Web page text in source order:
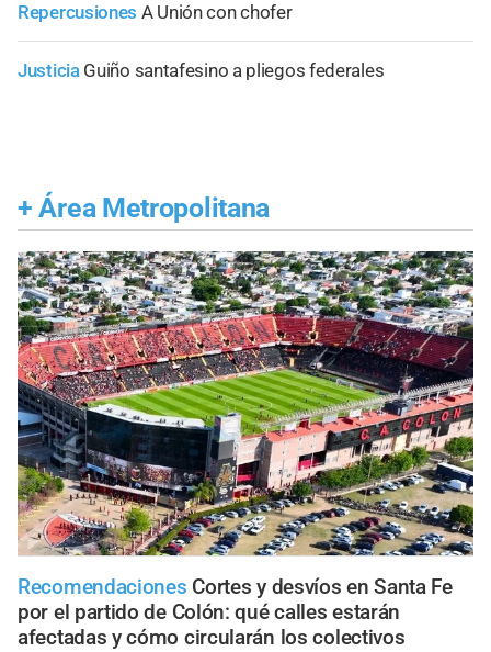
Repercusiones A Unión con chofer
Justicia Guiño santafesino a pliegos federales
+ Área Metropolitana
Recomendaciones Cortes y desvíos en Santa Fe
por el partido de Colón: qué calles estarán
afectadas y cómo circularán los colectivos